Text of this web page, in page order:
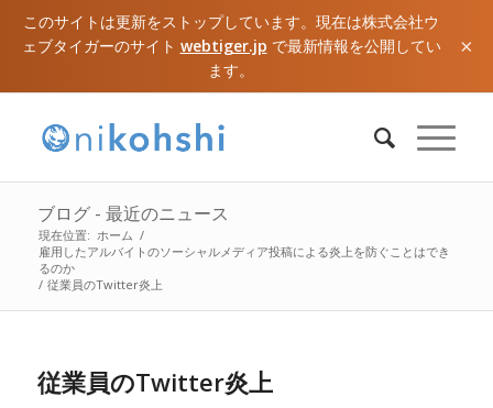
このサイトは更新をストップしています。現在は株式会社ウ
ェブタイガーのサイト webtiger.jp で最新情報を公開してい
ます。
×
ブログ - 最近のニュース
現在位置: ホーム /
雇用したアルバイトのソーシャルメディア投稿による炎上を防ぐことはでき
るのか
/ 従業員のTwitter炎上
従業員のTwitter炎上